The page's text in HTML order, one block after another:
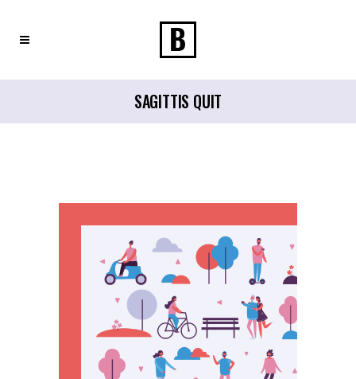
SAGITTIS QUIT